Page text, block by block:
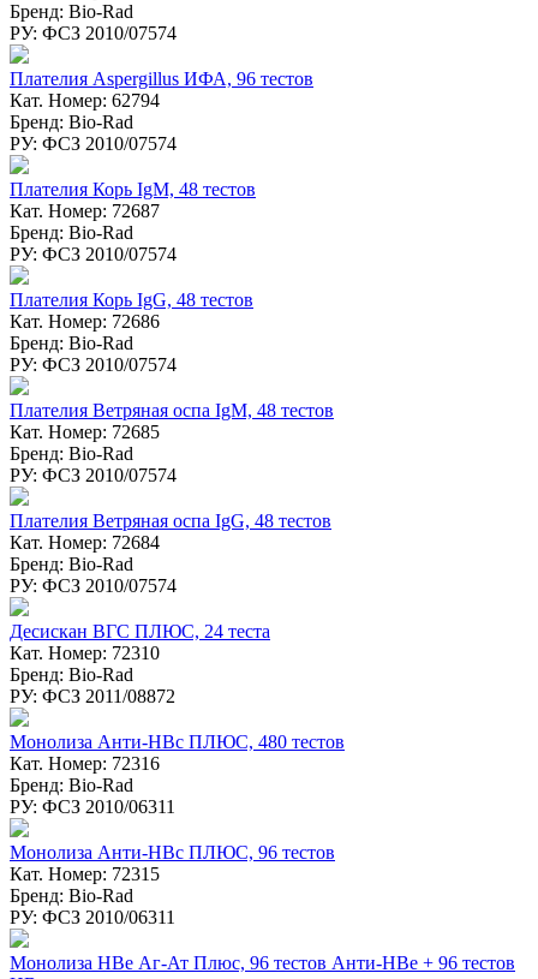
Бренд: Bio-Rad
РУ: ФСЗ 2010/07574
Плателия Aspergillus ИФА, 96 тестов
Кат. Номер: 62794
Бренд: Bio-Rad
РУ: ФСЗ 2010/07574
Плателия Корь IgM, 48 тестов
Кат. Номер: 72687
Бренд: Bio-Rad
РУ: ФСЗ 2010/07574
Плателия Корь IgG, 48 тестов
Кат. Номер: 72686
Бренд: Bio-Rad
РУ: ФСЗ 2010/07574
Плателия Ветряная оспа IgM, 48 тестов
Кат. Номер: 72685
Бренд: Bio-Rad
РУ: ФСЗ 2010/07574
Плателия Ветряная оспа IgG, 48 тестов
Кат. Номер: 72684
Бренд: Bio-Rad
РУ: ФСЗ 2010/07574
Десискан ВГC ПЛЮС, 24 теста
Кат. Номер: 72310
Бренд: Bio-Rad
РУ: ФСЗ 2011/08872
Монолиза Анти-HBc ПЛЮС, 480 тестов
Кат. Номер: 72316
Бренд: Bio-Rad
РУ: ФСЗ 2010/06311
Монолиза Анти-HBc ПЛЮС, 96 тестов
Кат. Номер: 72315
Бренд: Bio-Rad
РУ: ФСЗ 2010/06311
Монолиза HBе Аг-Ат Плюс, 96 тестов Анти-НВе + 96 тестов